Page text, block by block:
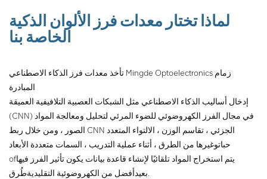
لماذا تختار معدات فرز الألوان الذكية
الخاصة بنا
تأخذ معدات فرز الذكاء الاصطناعي Mingde Optoelectronics زمام
المبادرة
إدخال أساليب الذكاء الاصطناعي مثل الشبكات العصبية التلافيفية العميقة
(CNN) في مجال الفرز الكهروضوئي للضوء المرئي لتحليل ومعالجة المواد
الصور ، ومن خلال ربط CNN الجزئي ، تقاسم الوزن ، الالتواء المتعدد
حباتوغيرها من الطرق ، أثناء عملية التدريب ، السمات متعددة الأبعاد
ofيتم استخراج المواد تلقائيًا لإنشاء قاعدة بيانات يكون تأثير الفرز فيها
بعيدأفضل من الكهروضوئية التقليدية طُرق.